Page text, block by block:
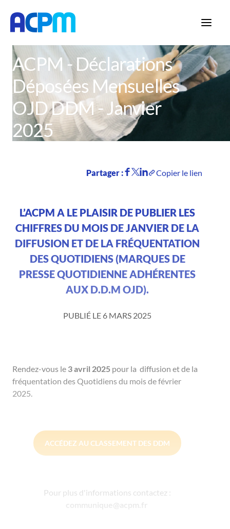
ACPM - Déclarations
Déposées Mensuelles
OJD DDM - Janvier
2025
Partager : Copier le lien
L’ACPM A LE PLAISIR DE PUBLIER LES
CHIFFRES DU MOIS DE JANVIER DE LA
DIFFUSION ET DE LA FRÉQUENTATION
DES QUOTIDIENS (MARQUES DE
PRESSE QUOTIDIENNE ADHÉRENTES
AUX D.D.M OJD).
PUBLIÉ LE 6 MARS 2025
Rendez-vous le 3 avril 2025 pour la diffusion et de la
fréquentation des Quotidiens du mois de février
2025.
ACCÉDEZ AU CLASSEMENT DES DDM
Pour plus d'informations contactez :